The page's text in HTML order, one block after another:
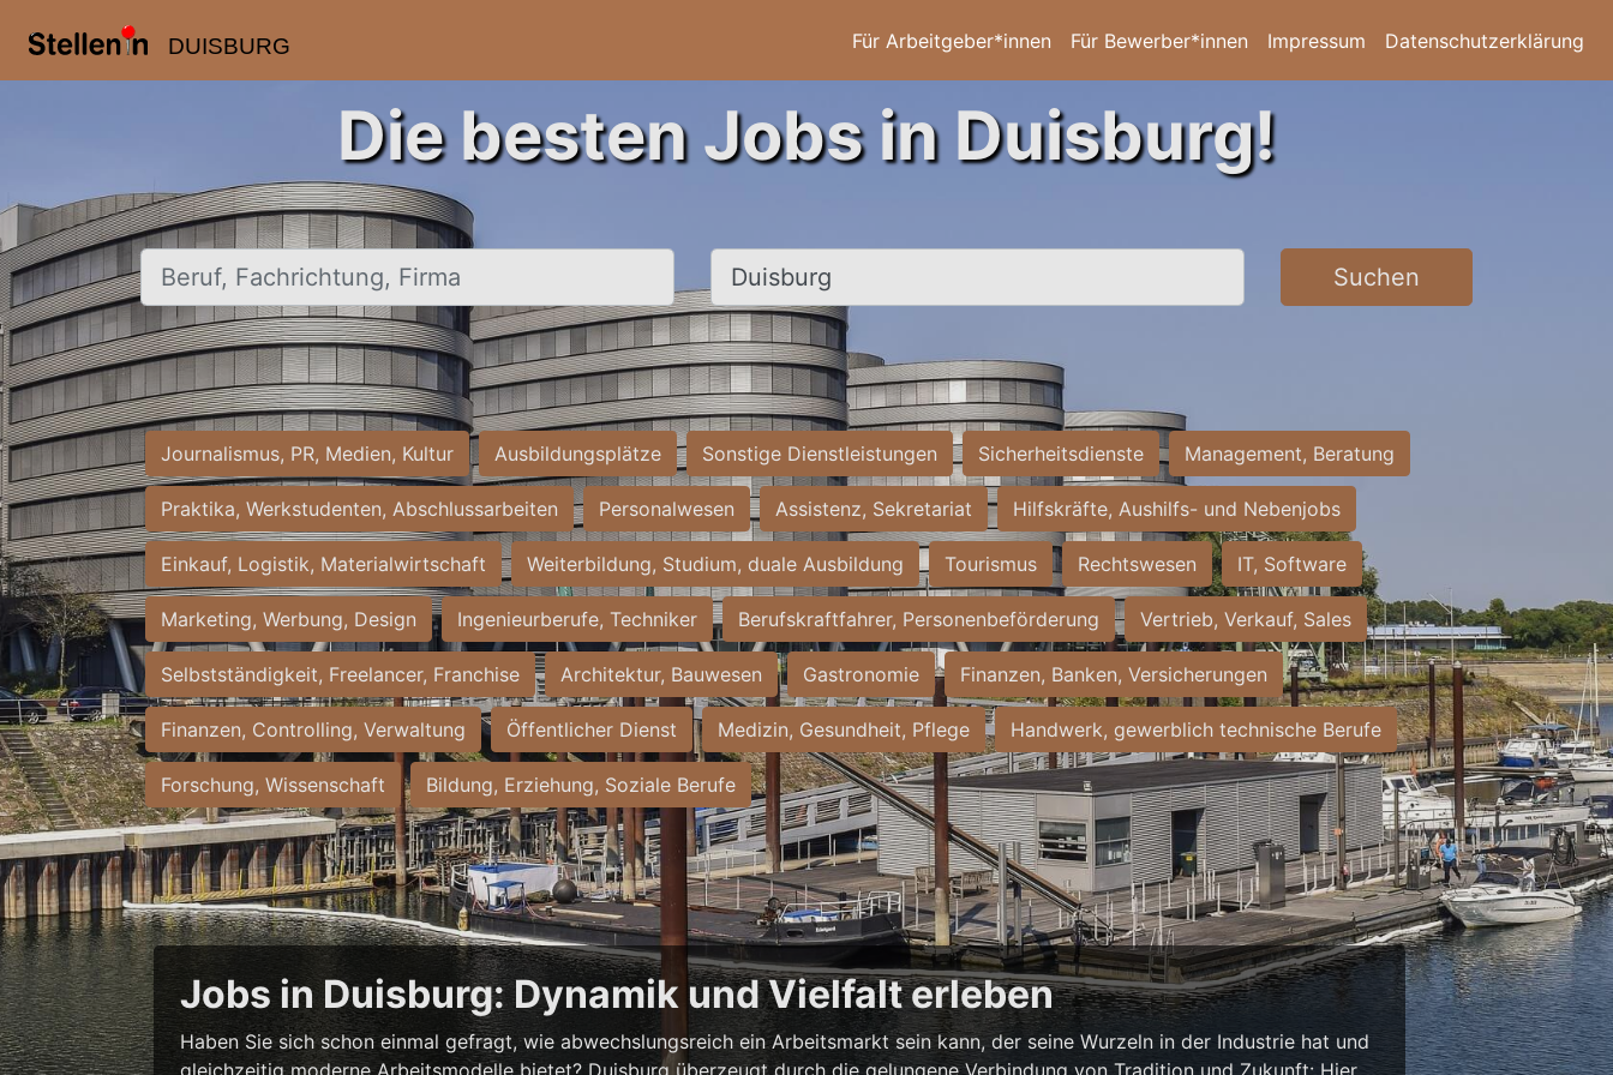
DUISBURG Für Arbeitgeber*innen Für Bewerber*innen Impressum Datenschutzerklärung
Die besten Jobs in Duisburg!
Beruf, Fachrichtung, Firma Ort, Stadt Suchen
Journalismus, PR, Medien, Kultur Ausbildungsplätze Sonstige Dienstleistungen Sicherheitsdienste Management, Beratung
Praktika, Werkstudenten, Abschlussarbeiten Personalwesen Assistenz, Sekretariat Hilfskräfte, Aushilfs- und Nebenjobs
Einkauf, Logistik, Materialwirtschaft Weiterbildung, Studium, duale Ausbildung Tourismus Rechtswesen IT, Software
Marketing, Werbung, Design Ingenieurberufe, Techniker Berufskraftfahrer, Personenbeförderung Vertrieb, Verkauf, Sales
Selbstständigkeit, Freelancer, Franchise Architektur, Bauwesen Gastronomie Finanzen, Banken, Versicherungen
Finanzen, Controlling, Verwaltung Öffentlicher Dienst Medizin, Gesundheit, Pflege Handwerk, gewerblich technische Berufe
Forschung, Wissenschaft Bildung, Erziehung, Soziale Berufe
Jobs in Duisburg: Dynamik und Vielfalt erleben
Haben Sie sich schon einmal gefragt, wie abwechslungsreich ein Arbeitsmarkt sein kann, der seine Wurzeln in der Industrie hat und